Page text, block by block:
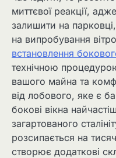
миттєвої реакції,
залишити на
на випробування
встановлення
технічною
вашого майна та
від лобового, яке є
бокові вікна
загартованого
розсипається на
створює додаткові